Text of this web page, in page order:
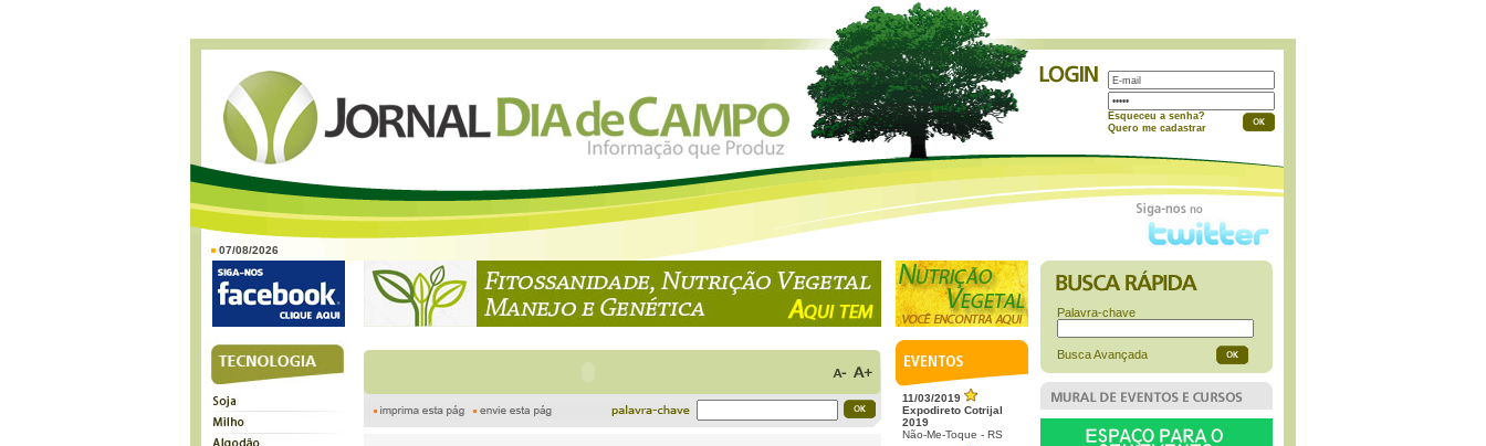
Esqueceu a senha?
Quero me cadastrar
07/08/2026
11/03/2019
Expodireto Cotrijal
2019
Não-Me-Toque - RS
Palavra-chave
Busca Avançada